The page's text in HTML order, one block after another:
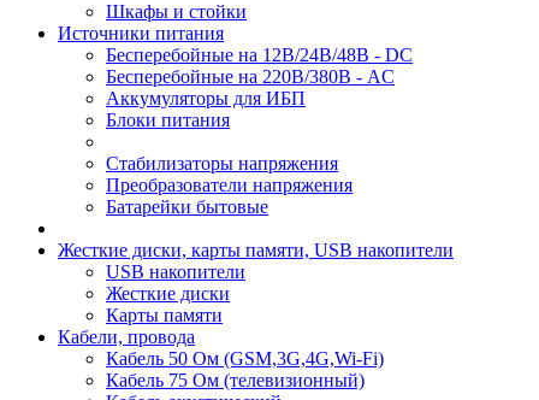
Шкафы и стойки
Источники питания
Бесперебойные на 12В/24В/48В - DC
Бесперебойные на 220В/380В - AC
Аккумуляторы для ИБП
Блоки питания
Стабилизаторы напряжения
Преобразователи напряжения
Батарейки бытовые
Жесткие диски, карты памяти, USB накопители
USB накопители
Жесткие диски
Карты памяти
Кабели, провода
Кабель 50 Ом (GSM,3G,4G,Wi-Fi)
Кабель 75 Ом (телевизионный)